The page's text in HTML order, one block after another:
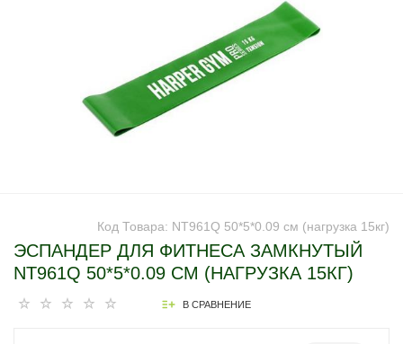
Код Товара: NT961Q 50*5*0.09 см (нагрузка 15кг)
ЭСПАНДЕР ДЛЯ ФИТНЕСА ЗАМКНУТЫЙ
NT961Q 50*5*0.09 СМ (НАГРУЗКА 15КГ)
В СРАВНЕНИЕ